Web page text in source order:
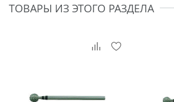
ТОВАРЫ ИЗ ЭТОГО РАЗДЕЛА